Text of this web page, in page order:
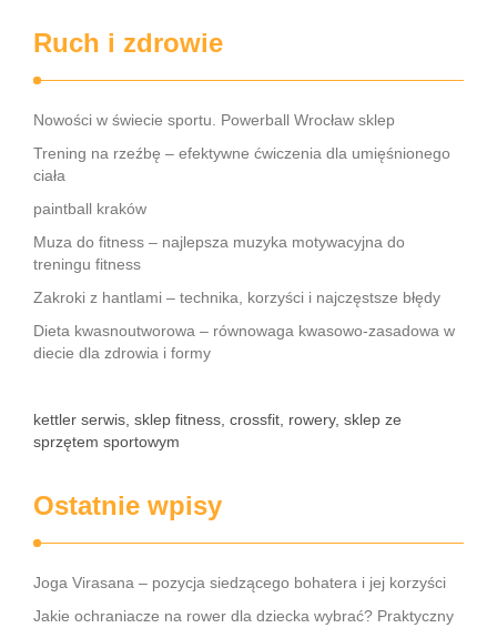
Ruch i zdrowie
Nowości w świecie sportu. Powerball Wrocław sklep
Trening na rzeźbę – efektywne ćwiczenia dla umięśnionego
ciała
paintball kraków
Muza do fitness – najlepsza muzyka motywacyjna do
treningu fitness
Zakroki z hantlami – technika, korzyści i najczęstsze błędy
Dieta kwasnoutworowa – równowaga kwasowo-zasadowa w
diecie dla zdrowia i formy
kettler serwis, sklep fitness, crossfit, rowery, sklep ze
sprzętem sportowym
Ostatnie wpisy
Joga Virasana – pozycja siedzącego bohatera i jej korzyści
Jakie ochraniacze na rower dla dziecka wybrać? Praktyczny